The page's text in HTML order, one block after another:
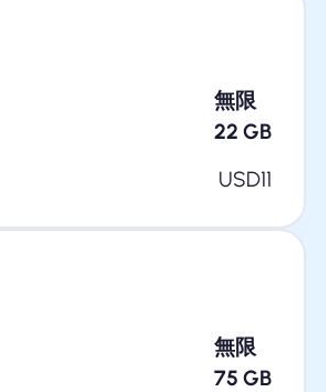
無限
22 GB
USD11
無限
75 GB